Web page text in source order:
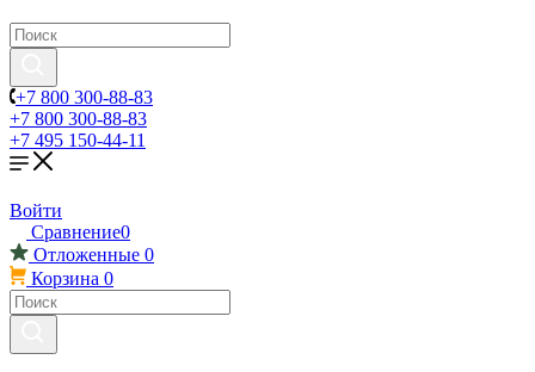
+7 800 300-88-83
+7 800 300-88-83
+7 495 150-44-11
Войти
Сравнение0
Отложенные 0
Корзина 0